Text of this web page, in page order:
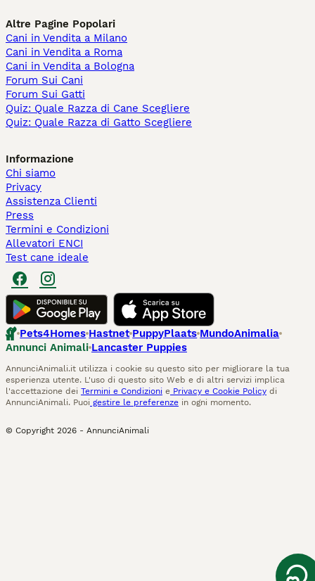
Altre Pagine Popolari
Cani in Vendita a Milano
Cani in Vendita a Roma
Cani in Vendita a Bologna
Forum Sui Cani
Forum Sui Gatti
Quiz: Quale Razza di Cane Scegliere
Quiz: Quale Razza di Gatto Scegliere
Informazione
Chi siamo
Privacy
Assistenza Clienti
Press
Termini e Condizioni
Allevatori ENCI
Test cane ideale
Pets4Homes Hastnet PuppyPlaats MundoAnimalia
Annunci Animali Lancaster Puppies
AnnunciAnimali.it utilizza i cookie su questo sito per migliorare la tua
esperienza utente. L'uso di questo sito Web e di altri servizi implica
l'accettazione dei Termini e Condizioni e Privacy e Cookie Policy di
AnnunciAnimali. Puoi gestire le preferenze in ogni momento.
© Copyright 2026 - AnnunciAnimali